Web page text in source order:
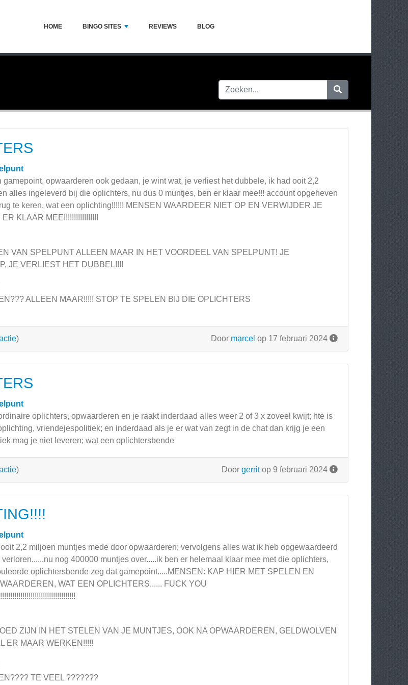
HOME BINGO SITES REVIEWS BLOG
gamepoint, opwaarderen ook gedaan, je wint wat, je verliest het dubbele, ik had ooit 2,2
alles ingeleverd bij die oplichters, nu dus 0 muntjes, ben er klaar mee!!! account opgeheven
te keren, wat een oplichting!!!!!! MENSEN WAARDEER NIET OP EN VERWIJDER JE
KLAAR MEE!!!!!!!!!!!!!!!!!
VAN SPELPUNT ALLEEN MAAR IN HET VOORDEEL VAN SPELPUNT! JE
JE VERLIEST HET DUBBEL!!!!
ALLEEN MAAR!!!!! STOP TE SPELEN BIJ DIE OPLICHTERS
Door marcel op 17 februari 2024
)
oplichters, opwaarderen en je raakt inderdaad alles weer 2 of 3 x zoveel kwijt; hte is
vriendejespolitiek; en inderdaad als je er wat van zegt in de chat dan krijg je een
mag je niet leveren; wat een oplichtersbende
Door gerritop 9 februari 2024
)
2,2 miljoen muntjes mede door opwaarderen; vervolgens alles wat ik heb opgewaardeerd
nog 400000 muntjes over.....ik ben er helemaal klaar mee met die oplichters,
oplichtersbende zeg dat gamepoint.....MENSEN: KAP HIER MET SPELEN EN
WAT EEN OPLICHTERS...... FUCK YOU
ZIJN IN HET STELEN VAN JE MUNTJES, OOK NA OPWAARDEREN, GELDWOLVEN
ER MAAR WERKEN!!!!!
TE VEEL ???????